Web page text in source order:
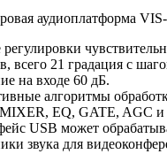
регулировки
всего 21 градация с
на входе 60 дБ.
алгоритмы
EQ, GATE, AGC и
USB может
звука для